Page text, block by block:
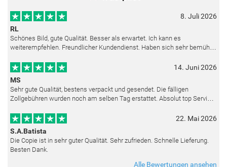
8. Juli 2026
RL
Schönes Bild, gute Qualität. Besser als erwartet. Ich kann es
weiterempfehlen. Freundlicher Kundendienst. Haben sich sehr bemüht
14. Juni 2026
MS
Sehr gute Qualität, bestens verpackt und gesendet. Die fälligen
Zollgebühren wurden noch am selben Tag erstattet. Absolut top Service
22. Mai 2026
S.A.Batista
Die Copie ist in sehr guter Qualität. Sehr zufrieden. Schnelle Lieferung.
Besten Dank.
Alle Bewertungen ansehen